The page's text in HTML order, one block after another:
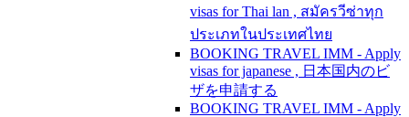
visas for Thai lan , สมัครวีซ่าทุก
ประเภทในประเทศไทย
BOOKING TRAVEL IMM - Apply
visas for japanese , 日本国内のビ
ザを申請する
BOOKING TRAVEL IMM - Apply